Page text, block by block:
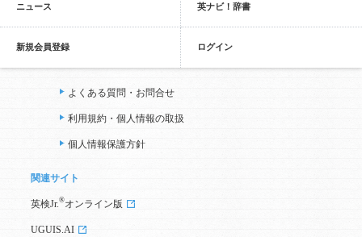
ニュース 英ナビ！辞書
新規会員登録 ログイン
よくある質問・お問合せ
利用規約・個人情報の取扱
個人情報保護方針
関連サイト
英検Jr. ®オンライン版
UGUIS.AI